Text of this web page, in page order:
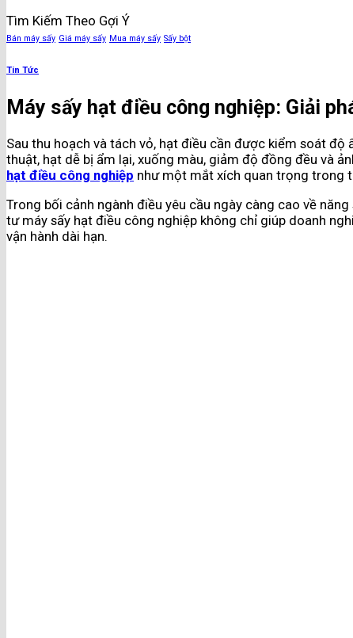
Tìm Kiếm Theo Gợi Ý
Bán máy sấy Giá máy sấy Mua máy sấy Sấy bột
Tin Tức
Máy sấy hạt điều công nghiệp: Giải
Sau thu hoạch và tách vỏ, hạt điều cần được kiểm soát
thuật, hạt dễ bị ẩm lại, xuống màu, giảm độ đồng đều và
hạt điều công nghiệp như một mắt xích quan trọng trong
Trong bối cảnh ngành điều yêu cầu ngày càng cao về
tư máy sấy hạt điều công nghiệp không chỉ giúp doanh
vận hành dài hạn.